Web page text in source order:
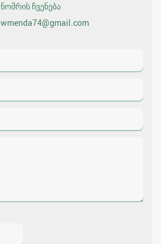
ნომრის ჩვენება
wmenda74@gmail.com